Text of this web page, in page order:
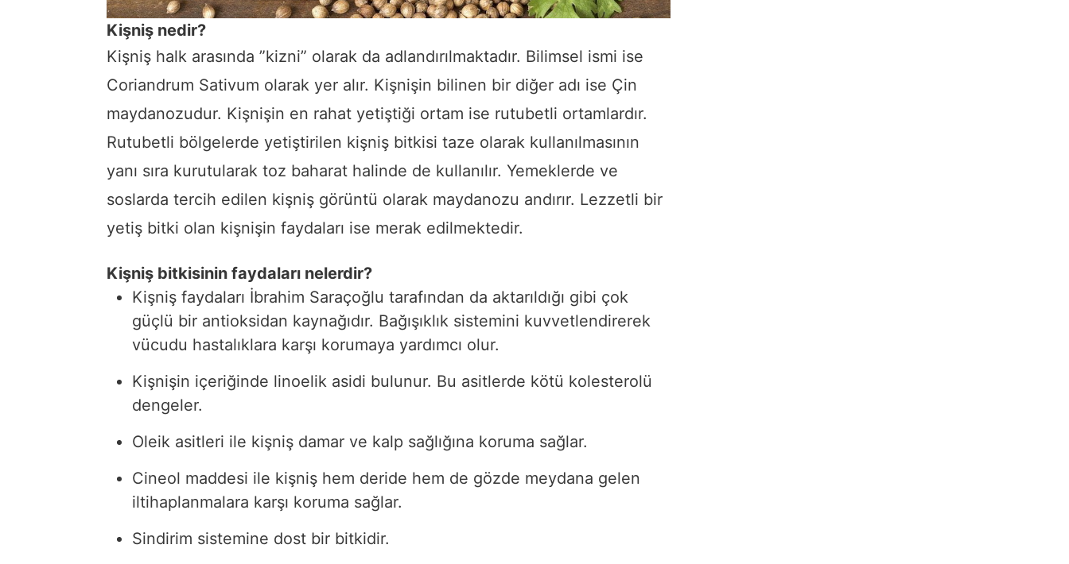
Kişniş nedir?
Kişniş halk arasında ”kizni” olarak da adlandırılmaktadır. Bilimsel ismi ise
Coriandrum Sativum olarak yer alır. Kişnişin bilinen bir diğer adı ise Çin
maydanozudur. Kişnişin en rahat yetiştiği ortam ise rutubetli ortamlardır.
Rutubetli bölgelerde yetiştirilen kişniş bitkisi taze olarak kullanılmasının
yanı sıra kurutularak toz baharat halinde de kullanılır. Yemeklerde ve
soslarda tercih edilen kişniş görüntü olarak maydanozu andırır. Lezzetli bir
yetiş bitki olan kişnişin faydaları ise merak edilmektedir.
Kişniş bitkisinin faydaları nelerdir?
Kişniş faydaları İbrahim Saraçoğlu tarafından da aktarıldığı gibi çok
güçlü bir antioksidan kaynağıdır. Bağışıklık sistemini kuvvetlendirerek
vücudu hastalıklara karşı korumaya yardımcı olur.
Kişnişin içeriğinde linoelik asidi bulunur. Bu asitlerde kötü kolesterolü
dengeler.
Oleik asitleri ile kişniş damar ve kalp sağlığına koruma sağlar.
Cineol maddesi ile kişniş hem deride hem de gözde meydana gelen
iltihaplanmalara karşı koruma sağlar.
Sindirim sistemine dost bir bitkidir.